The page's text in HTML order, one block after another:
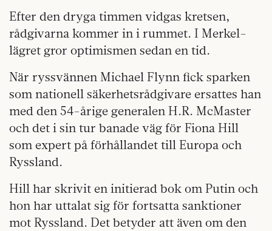
Efter den dryga timmen vidgas kretsen,
rådgivarna kommer in i rummet. I Merkel-
lägret gror optimismen sedan en tid.
När ryssvännen Michael Flynn fick sparken
som nationell säkerhetsrådgivare ersattes han
med den 54-årige generalen H.R. McMaster
och det i sin tur banade väg för Fiona Hill
som expert på förhållandet till Europa och
Ryssland.
Hill har skrivit en initierad bok om Putin och
hon har uttalat sig för fortsatta sanktioner
mot Ryssland. Det betyder att även om den